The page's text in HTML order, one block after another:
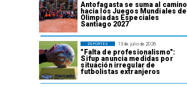
Antofagasta se suma al camino
hacia los Juegos Mundiales de
Olimpiadas Especiales
Santiago 2027
13 de julio de 2026
"Falta de profesionalismo":
Sifup anuncia medidas por
situación irregular de
futbolistas extranjeros
DEPORTES